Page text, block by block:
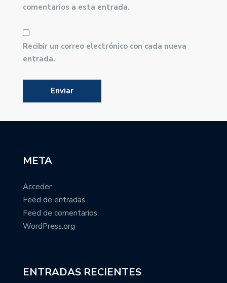
comentarios a esta entrada.
Recibir un correo electrónico con cada nueva
entrada.
META
Acceder
Feed de entradas
Feed de comentarios
WordPress.org
ENTRADAS RECIENTES